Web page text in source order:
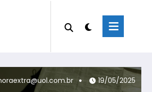
acmweb Alison 17/04/
19/05/2025